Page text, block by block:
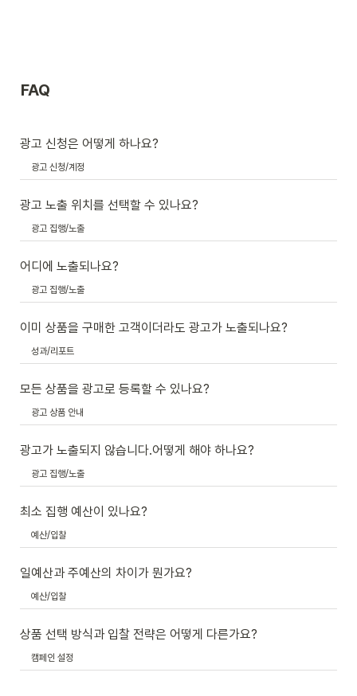
FAQ
광고 신청은 어떻게 하나요?
광고 신청/계정
광고 노출 위치를 선택할 수 있나요?
광고 집행/노출
어디에 노출되나요?
광고 집행/노출
이미 상품을 구매한 고객이더라도 광고가 노출되나요?
성과/리포트
모든 상품을 광고로 등록할 수 있나요?
광고 상품 안내
광고가 노출되지 않습니다.어떻게 해야 하나요?
광고 집행/노출
최소 집행 예산이 있나요?
예산/입찰
일예산과 주예산의 차이가 뭔가요?
예산/입찰
상품 선택 방식과 입찰 전략은 어떻게 다른가요?
캠페인 설정